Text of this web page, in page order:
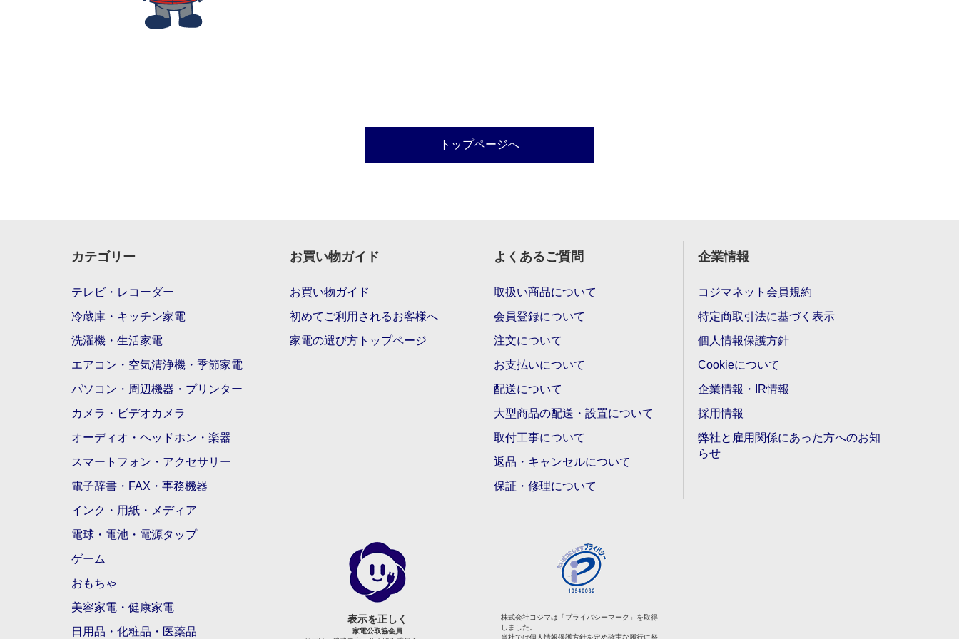
トップページへ
カテゴリー
テレビ・レコーダー
冷蔵庫・キッチン家電
洗濯機・生活家電
エアコン・空気清浄機・季節家電
パソコン・周辺機器・プリンター
カメラ・ビデオカメラ
オーディオ・ヘッドホン・楽器
スマートフォン・アクセサリー
電子辞書・FAX・事務機器
インク・用紙・メディア
電球・電池・電源タップ
ゲーム
おもちゃ
美容家電・健康家電
日用品・化粧品・医薬品
お買い物ガイド
お買い物ガイド
初めてご利用されるお客様へ
家電の選び方トップページ
よくあるご質問
取扱い商品について
会員登録について
注文について
お支払いについて
配送について
大型商品の配送・設置について
取付工事について
返品・キャンセルについて
保証・修理について
企業情報
コジマネット会員規約
特定商取引法に基づく表示
個人情報保護方針
Cookieについて
企業情報・IR情報
採用情報
弊社と雇用関係にあった方へのお知
らせ
表示を正しく
家電公取協会員
株式会社コジマは「プライバシーマーク」を取得
しました。
当社では個人情報保護方針を定め確実な履行に努